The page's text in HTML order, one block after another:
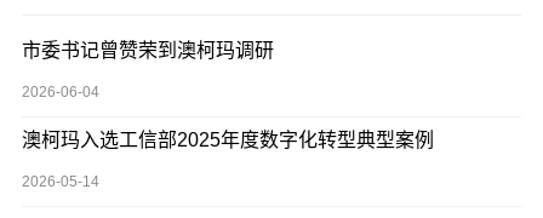
市委书记曾赞荣到澳柯玛调研
2026-06-04
澳柯玛入选工信部2025年度数字化转型典型案例
2026-05-14